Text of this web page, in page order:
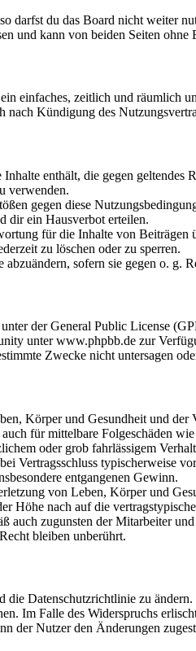
darfst du das Board nicht weiter
und kann von beiden Seiten
einfaches, zeitlich und räumlich
Kündigung des
enthält, die gegen
verwenden.
gegen diese
dir ein Hausverbot erteilen.
für die Inhalte von
zu löschen oder zu sperren.
sofern sie gegen o.
der General Public License
unter www.phpbb.de zur
Zwecke nicht untersagen
Körper und Gesundheit und
für mittelbare Folgeschäden
oder grob fahrlässigem
Vertragsschluss typischerweise
entgangenen Gewinn.
von Leben, Körper und
Höhe nach auf die
auch zugunsten der Mitarbeiter
bleiben unberührt.
die Datenschutzrichtlinie zu
Im Falle des Widerspruchs
der Nutzer den Änderungen